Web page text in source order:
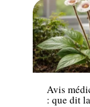
Santé
Avis
: que dit